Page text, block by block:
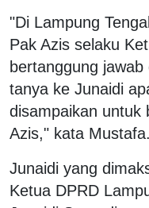
"Di Lampung
Pak Azis selaku
bertanggung
tanya ke Junaidi
disampaikan untuk
Azis," kata Mustafa.
Junaidi yang
Ketua DPRD